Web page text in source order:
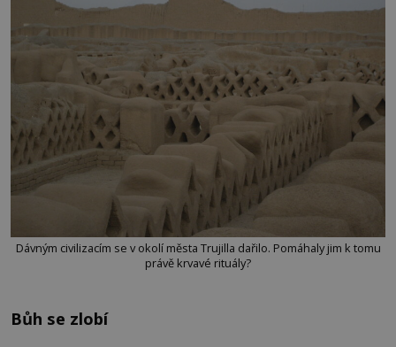
Dávným civilizacím se v okolí města Trujilla dařilo. Pomáhaly jim k tomu
právě krvavé rituály?
Bůh se zlobí